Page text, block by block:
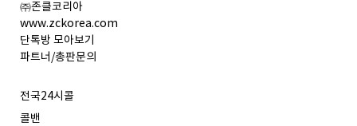
㈜존클코리아
www.zckorea.com
단톡방 모아보기
파트너/총판문의
전국24시콜
콜밴